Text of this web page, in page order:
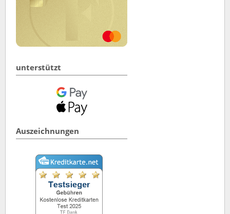
unterstützt
Auszeichnungen